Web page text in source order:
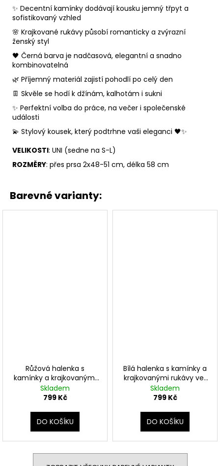
✨ Decentní kamínky dodávají kousku jemný třpyt a
sofistikovaný vzhled
🌸 Krajkované rukávy působí romanticky a zvýrazní
ženský styl
🖤 Černá barva je nadčasová, elegantní a snadno
kombinovatelná
🌿 Příjemný materiál zajistí pohodlí po celý den
👖 Skvěle se hodí k džínám, kalhotám i sukni
✨ Perfektní volba do práce, na večer i společenské
události
💫 Stylový kousek, který podtrhne vaši eleganci 🖤✨
VELIKOSTI: UNI (sedne na S-L)
ROZMĚRY: přes prsa 2x48-51 cm, délka 58 cm
Barevné varianty:
Růžová halenka s
kamínky a krajkovanými
rukávy vel. UNI
Skladem
799 Kč
DO KOŠÍKU
Bílá halenka s kamínky a
krajkovanými rukávy vel.
UNI
Skladem
799 Kč
DO KOŠÍKU